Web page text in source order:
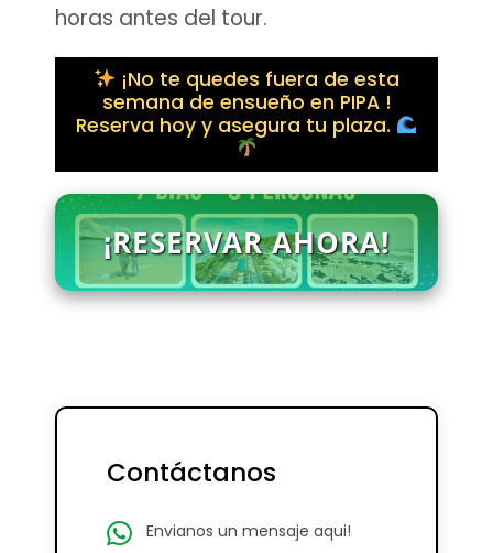
horas antes del tour.
¡No te quedes fuera de esta
semana de ensueño en PIPA !
Reserva hoy y asegura tu plaza.
¡RESERVAR AHORA!
Contáctanos
Envianos un mensaje aqui!